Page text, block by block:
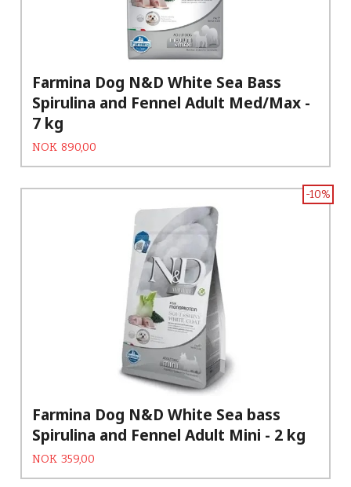
Farmina Dog N&D White Sea Bass
Spirulina and Fennel Adult Med/Max -
7 kg
Tilbud
NOK 890,00Rabatt
Farmina Dog N&D White Sea bass
Spirulina and Fennel Adult Mini - 2 kg
Tilbud
NOK 359,00Rabatt
-10%